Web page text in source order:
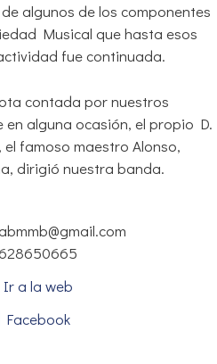
algunos de los componentes
Musical que hasta esos
fue continuada.
contada por nuestros
en alguna ocasión, el propio D.
famoso maestro Alonso,
dirigió nuestra banda.
Ir a la web
Facebook